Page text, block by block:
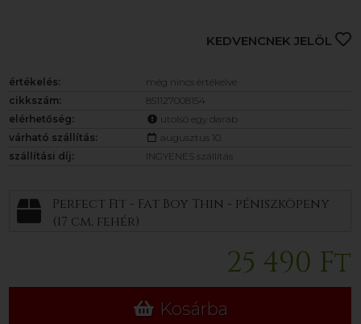
KEDVENCNEK JELÖL
értékelés:
még nincs értékelve
cikkszám:
851127008154
elérhetőség:
utolsó egy darab
várható szállítás:
augusztus 10.
szállítási díj:
INGYENES szállítás
Perfect Fit - Fat Boy Thin - péniszköpeny
(17 cm, fehér)
25 490 Ft
Kosárba